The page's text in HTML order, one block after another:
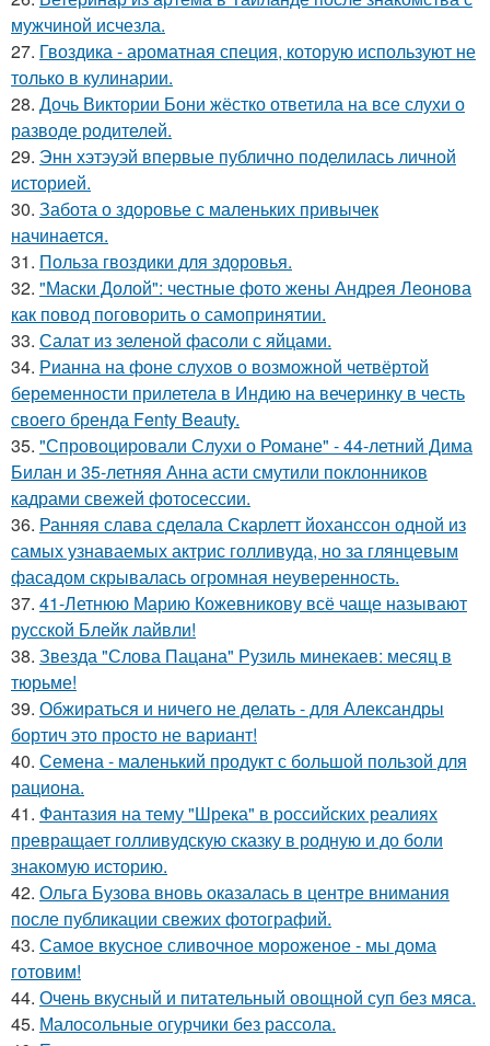
мужчиной исчезла.
27. Гвоздика - ароматная специя, которую используют не
только в кулинарии.
28. Дочь Виктории Бони жёстко ответила на все слухи о
разводе родителей.
29. Энн хэтэуэй впервые публично поделилась личной
историей.
30. Забота о здоровье с маленьких привычек
начинается.
31. Польза гвоздики для здоровья.
32. "Маски Долой": честные фото жены Андрея Леонова
как повод поговорить о самопринятии.
33. Салат из зеленой фасоли с яйцами.
34. Рианна на фоне слухов о возможной четвёртой
беременности прилетела в Индию на вечеринку в честь
своего бренда Fenty Beauty.
35. "Спровоцировали Слухи о Романе" - 44-летний Дима
Билан и 35-летняя Анна асти смутили поклонников
кадрами свежей фотосессии.
36. Ранняя слава сделала Скарлетт йоханссон одной из
самых узнаваемых актрис голливуда, но за глянцевым
фасадом скрывалась огромная неуверенность.
37. 41-Летнюю Марию Кожевникову всё чаще называют
русской Блейк лайвли!
38. Звезда "Слова Пацана" Рузиль минекаев: месяц в
тюрьме!
39. Обжираться и ничего не делать - для Александры
бортич это просто не вариант!
40. Семена - маленький продукт с большой пользой для
рациона.
41. Фантазия на тему "Шрека" в российских реалиях
превращает голливудскую сказку в родную и до боли
знакомую историю.
42. Ольга Бузова вновь оказалась в центре внимания
после публикации свежих фотографий.
43. Самое вкусное сливочное мороженое - мы дома
готовим!
44. Очень вкусный и питательный овощной суп без мяса.
45. Малосольные огурчики без рассола.